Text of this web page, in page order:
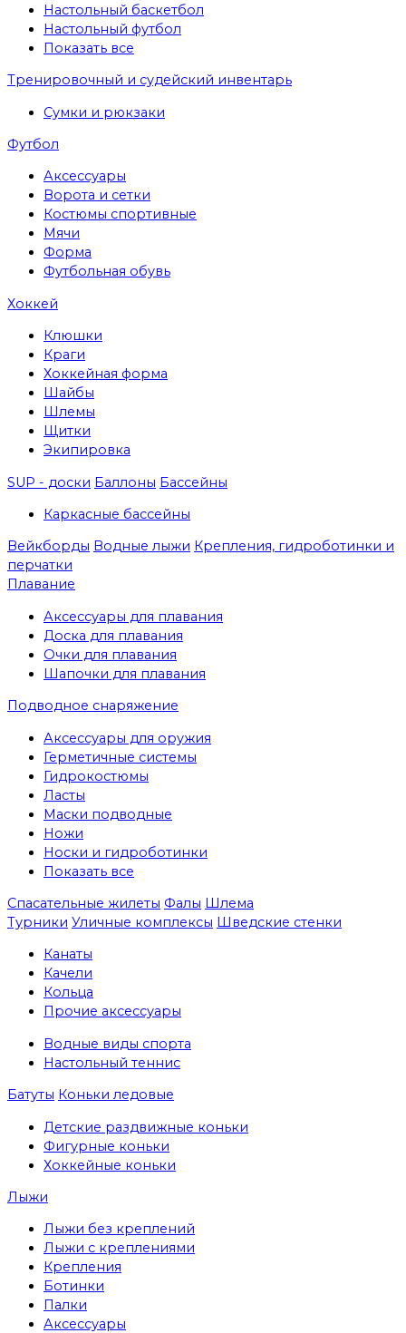
Настольный баскетбол
Настольный футбол
Показать все
Тренировочный и судейский инвентарь
Сумки и рюкзаки
Футбол
Аксессуары
Ворота и сетки
Костюмы спортивные
Мячи
Форма
Футбольная обувь
Хоккей
Клюшки
Краги
Хоккейная форма
Шайбы
Шлемы
Щитки
Экипировка
SUP - доски Баллоны Бассейны
Каркасные бассейны
Вейкборды Водные лыжи Крепления, гидроботинки и
перчатки
Плавание
Аксессуары для плавания
Доска для плавания
Очки для плавания
Шапочки для плавания
Подводное снаряжение
Аксессуары для оружия
Герметичные системы
Гидрокостюмы
Ласты
Маски подводные
Ножи
Носки и гидроботинки
Показать все
Спасательные жилеты Фалы Шлема
Турники Уличные комплексы Шведские стенки
Канаты
Качели
Кольца
Прочие аксессуары
Водные виды спорта
Настольный теннис
Батуты Коньки ледовые
Детские раздвижные коньки
Фигурные коньки
Хоккейные коньки
Лыжи
Лыжи без креплений
Лыжи с креплениями
Крепления
Ботинки
Палки
Аксессуары